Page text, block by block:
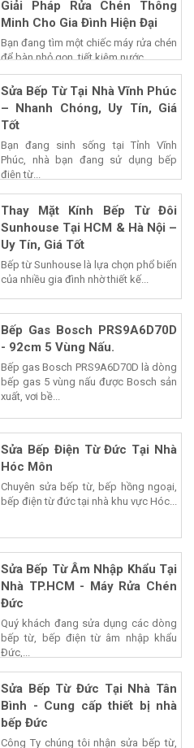
Giải Pháp Rửa Chén Thông
Minh Cho Gia Đình Hiện Đại
Bạn đang tìm một chiếc máy rửa chén
để bàn nhỏ gọn, tiết kiệm nước...
Sửa Bếp Từ Tại Nhà Vĩnh Phúc
– Nhanh Chóng, Uy Tín, Giá
Tốt
Bạn đang sinh sống tại Tỉnh Vĩnh
Phúc, nhà bạn đang sử dụng bếp
điện từ...
Thay Mặt Kính Bếp Từ Đôi
Sunhouse Tại HCM & Hà Nội –
Uy Tín, Giá Tốt
Bếp từ Sunhouse là lựa chọn phổ biến
của nhiều gia đình nhờ thiết kế...
Bếp Gas Bosch PRS9A6D70D
- 92cm 5 Vùng Nấu.
Bếp gas Bosch PRS9A6D70D là dòng
bếp gas 5 vùng nấu được Bosch sản
xuất, vơi bề...
Sửa Bếp Điện Từ Đức Tại Nhà
Hóc Môn
Chuyên sửa bếp từ, bếp hồng ngoại,
bếp điện từ đức tại nhà khu vực Hóc...
Sửa Bếp Từ Âm Nhập Khẩu Tại
Nhà TP.HCM - Máy Rửa Chén
Đức
Quý khách đang sửa dụng các dòng
bếp từ, bếp điện từ âm nhập khẩu
Đức,...
Sửa Bếp Từ Đức Tại Nhà Tân
Bình - Cung cấp thiết bị nhà
bếp Đức
Công Ty chúng tôi nhận sửa bếp từ,